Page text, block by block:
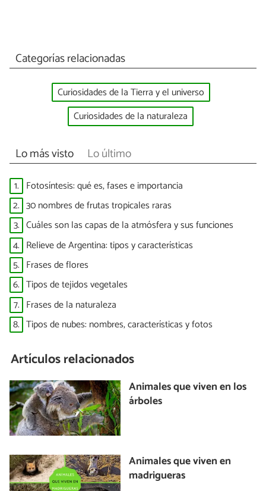
Categorías relacionadas
Curiosidades de la Tierra y el universo
Curiosidades de la naturaleza
Lo más visto Lo último
1. Fotosíntesis: qué es, fases e importancia
2. 30 nombres de frutas tropicales raras
3. Cuáles son las capas de la atmósfera y sus funciones
4. Relieve de Argentina: tipos y características
5. Frases de flores
6. Tipos de tejidos vegetales
7. Frases de la naturaleza
8. Tipos de nubes: nombres, características y fotos
Artículos relacionados
Animales que viven en los
árboles
Animales que viven en
madrigueras